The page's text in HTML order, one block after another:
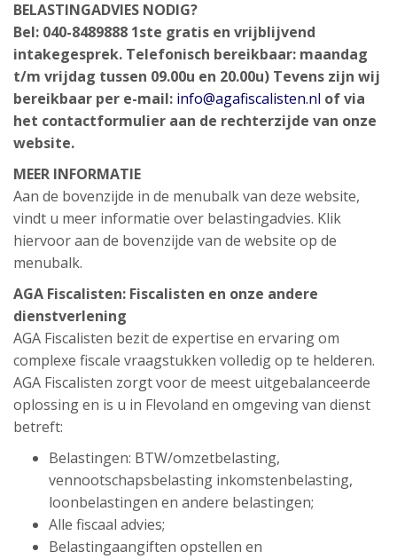
BELASTINGADVIES NODIG?
Bel: 040-8489888 1ste gratis en vrijblijvend
intakegesprek. Telefonisch bereikbaar: maandag
t/m vrijdag tussen 09.00u en 20.00u) Tevens zijn wij
bereikbaar per e-mail: info@agafiscalisten.nl of via
het contactformulier aan de rechterzijde van onze
website.
MEER INFORMATIE
Aan de bovenzijde in de menubalk van deze website,
vindt u meer informatie over belastingadvies. Klik
hiervoor aan de bovenzijde van de website op de
menubalk.
AGA Fiscalisten: Fiscalisten en onze andere
dienstverlening
AGA Fiscalisten bezit de expertise en ervaring om
complexe fiscale vraagstukken volledig op te helderen.
AGA Fiscalisten zorgt voor de meest uitgebalanceerde
oplossing en is u in Flevoland en omgeving van dienst
betreft:
Belastingen: BTW/omzetbelasting,
vennootschapsbelasting inkomstenbelasting,
loonbelastingen en andere belastingen;
Alle fiscaal advies;
Belastingaangiften opstellen en